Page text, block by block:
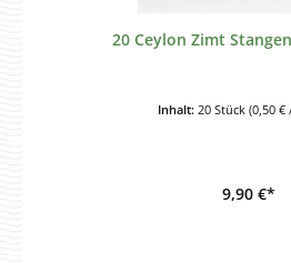
20 Ceylon Zimt
Inhalt: 20 Stück (0,50 €
9,90 €*